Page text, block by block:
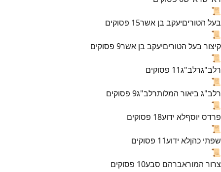
📜
בעל הטוריםיעקב בן אשר15 פסוקים
📜
קיצור בעל הטוריםיעקב בן אשר9 פסוקים
📜
רלב"גרלב"ג11 פסוקים
📜
רלב"ג ביאור המלותרלב"ג9 פסוקים
📜
פרדס יוסףלא ידוע18 פסוקים
📜
שפתי כהןלא ידוע11 פסוקים
📜
צרור המוראברהם סבע10 פסוקים